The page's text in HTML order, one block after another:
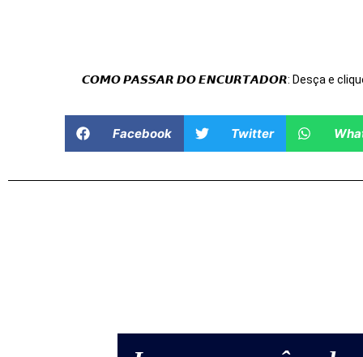
𝘾𝙊𝙈𝙊 𝙋𝘼𝙎𝙎𝘼𝙍 𝘿𝙊 𝙀𝙉𝘾𝙐𝙍𝙏𝘼𝘿𝙊𝙍: Desça e clique
Facebook Twitter